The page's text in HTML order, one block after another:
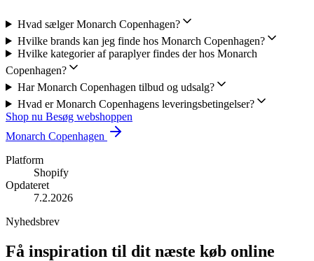
Hvad sælger Monarch Copenhagen?
Hvilke brands kan jeg finde hos Monarch Copenhagen?
Hvilke kategorier af paraplyer findes der hos Monarch
Copenhagen?
Har Monarch Copenhagen tilbud og udsalg?
Hvad er Monarch Copenhagens leveringsbetingelser?
Shop nu Besøg webshoppen
Monarch Copenhagen
Platform
Shopify
Opdateret
7.2.2026
Nyhedsbrev
Få inspiration til dit næste køb online